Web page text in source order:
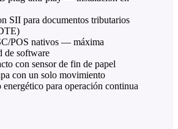
SII para documentos tributarios
POS nativos — máxima
de software
con sensor de fin de papel
con un solo movimiento
para operación continua